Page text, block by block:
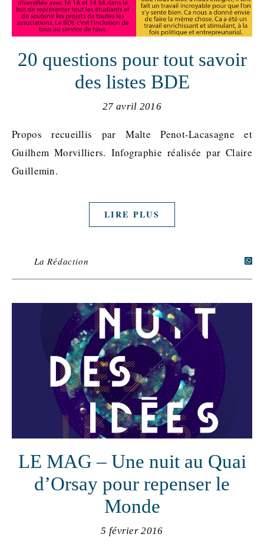
20 questions pour tout savoir
des listes BDE
27 avril 2016
Propos recueillis par Malte Penot-Lacasagne et
Guilhem Morvilliers. Infographie réalisée par Claire
Guillemin.
LIRE PLUS
La Rédaction
LE MAG – Une nuit au Quai
d’Orsay pour repenser le
Monde
5 février 2016